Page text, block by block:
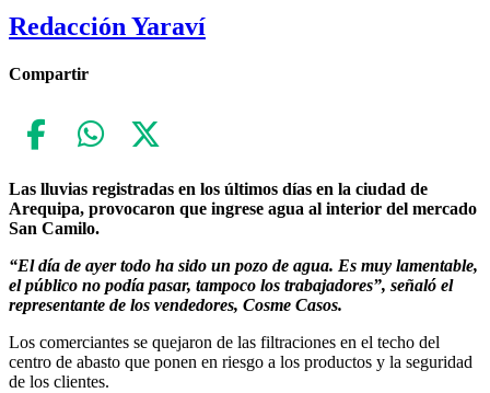
Redacción Yaraví
Compartir
Las lluvias registradas en los últimos días en la ciudad de
Arequipa, provocaron que ingrese agua al interior del mercado
San Camilo.
“El día de ayer todo ha sido un pozo de agua. Es muy lamentable,
el público no podía pasar, tampoco los trabajadores”, señaló el
representante de los vendedores, Cosme Casos.
Los comerciantes se quejaron de las filtraciones en el techo del
centro de abasto que ponen en riesgo a los productos y la seguridad
de los clientes.